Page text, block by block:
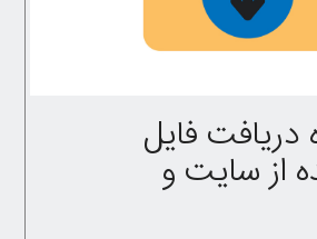
فایل
از سایت و